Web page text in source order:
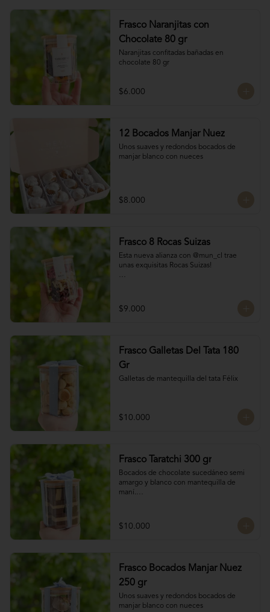
Frasco Naranjitas con
Chocolate 80 gr
Naranjitas confitadas bañadas en
chocolate 80 gr
$6.000
12 Bocados Manjar Nuez
Unos suaves y redondos bocados de
manjar blanco con nueces
$8.000
Frasco 8 Rocas Suizas
Esta nueva alianza con @mun_cl trae
unas exquisitas Rocas Suizas!
chocolate
Chocolate de leche
Chocolate Blanco
$9.000
Frasco Galletas Del Tata 180
Gr
Galletas de mantequilla del tata Félix
$10.000
Frasco Taratchi 300 gr
Bocados de chocolate sucedáneo semi
amargo y blanco con mantequilla de
maní.
$10.000
Frasco Bocados Manjar Nuez
250 gr
Unos suaves y redondos bocados de
manjar blanco con nueces